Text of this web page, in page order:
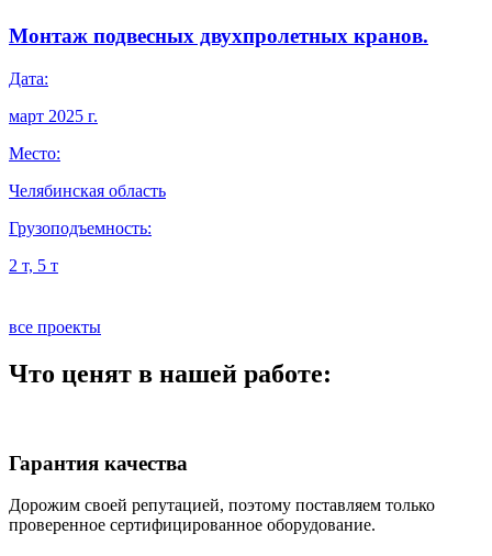
Монтаж подвесных двухпролетных кранов.
Дата:
март 2025 г.
Место:
Челябинская область
Грузоподъемность:
2 т, 5 т
все проекты
Что ценят в нашей работе:
Гарантия качества
Дорожим своей репутацией, поэтому поставляем только
проверенное сертифицированное оборудование.